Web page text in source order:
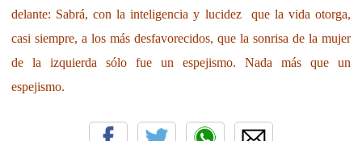
delante: Sabrá, con la inteligencia y lucidez que la vida otorga,
casi siempre, a los más desfavorecidos, que la sonrisa de la mujer
de la izquierda sólo fue un espejismo. Nada más que un
espejismo.